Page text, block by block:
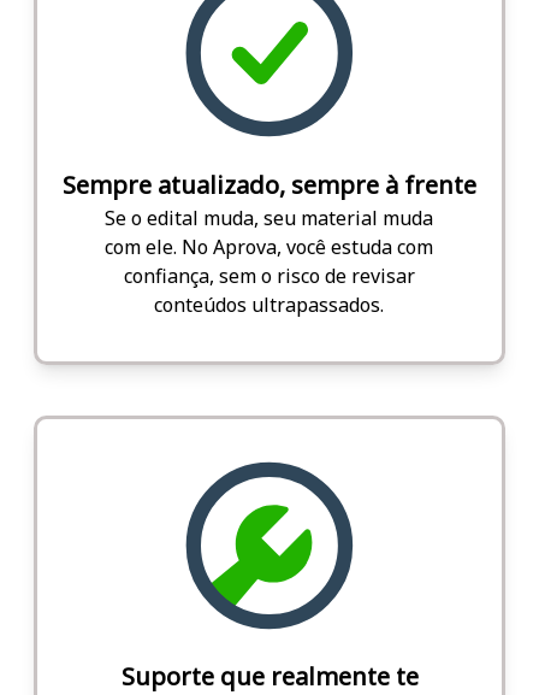
Sempre atualizado, sempre à frente
Se o edital muda, seu material muda
com ele. No Aprova, você estuda com
confiança, sem o risco de revisar
conteúdos ultrapassados.
Suporte que realmente te